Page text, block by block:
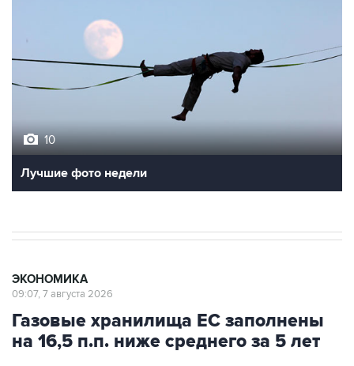
10
Лучшие фото недели
ЭКОНОМИКА
09:07, 7 августа 2026
Газовые хранилища ЕС заполнены
на 16,5 п.п. ниже среднего за 5 лет